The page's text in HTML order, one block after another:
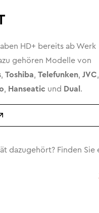
HD+ bereits ab Werk
gehören Modelle von
, Toshiba, Telefunken, JVC,
, Hanseatic und Dual .
dazugehört? Finden